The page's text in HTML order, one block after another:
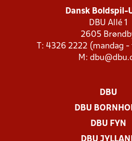
Dansk Boldspil-
DBU Allé 1
2605
T: 4326 2222 (mandag
M:
DBU
DBU
DBU FYN